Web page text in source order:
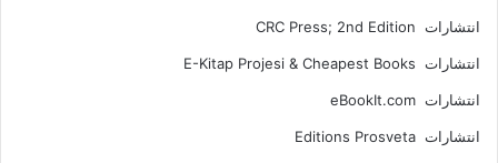
انتشارات CRC Press; 2nd Edition
انتشارات E-Kitap Projesi & Cheapest Books
انتشارات eBookIt.com
انتشارات Editions Prosveta